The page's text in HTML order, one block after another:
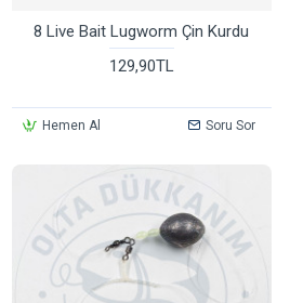
8 Live Bait Lugworm Çin Kurdu
129,90TL
Hemen Al Soru Sor